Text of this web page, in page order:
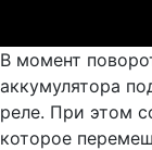
В момент
аккумулятора
реле. При этом
которое